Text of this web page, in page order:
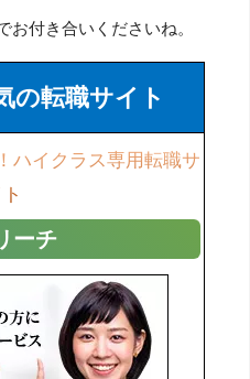
お付き合いくださいね。
の転職サイト
ハイクラス専用転職サ
ーチ